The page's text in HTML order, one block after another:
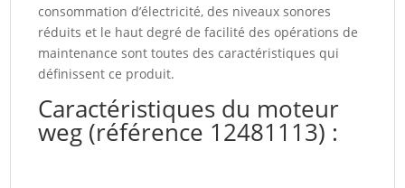
consommation d’électricité, des niveaux sonores
réduits et le haut degré de facilité des opérations de
maintenance sont toutes des caractéristiques qui
définissent ce produit.
Caractéristiques du moteur
weg (référence 12481113) :